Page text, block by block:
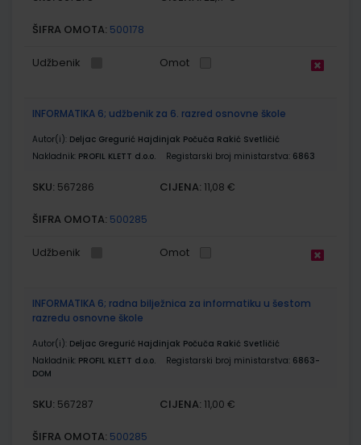
ŠIFRA OMOTA: 500178
Udžbenik Omot
INFORMATIKA 6; udžbenik za 6. razred osnovne škole
Autor(i): Deljac Gregurić Hajdinjak Počuča Rakić Svetličić
Nakladnik: PROFIL KLETT d.o.o. Registarski broj ministarstva: 6863
SKU: 567286 CIJENA: 11,08 €
ŠIFRA OMOTA: 500285
Udžbenik Omot
INFORMATIKA 6; radna bilježnica za informatiku u šestom
razredu osnovne škole
Autor(i): Deljac Gregurić Hajdinjak Počuča Rakić Svetličić
Nakladnik: PROFIL KLETT d.o.o. Registarski broj ministarstva: 6863-
DOM
SKU: 567287 CIJENA: 11,00 €
ŠIFRA OMOTA: 500285